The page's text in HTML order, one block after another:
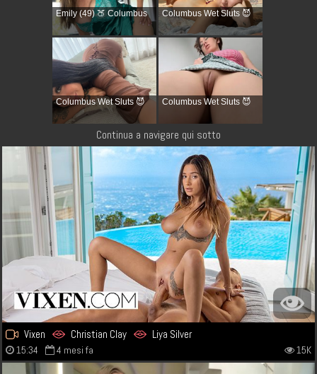
Emily (49) 🍑 Columbus Columbus Wet Sluts 😈
Columbus Wet Sluts 😈 Columbus Wet Sluts 😈
Continua a navigare qui sotto
Vixen Christian Clay Liya Silver
15:34 4 mesi fa 15K